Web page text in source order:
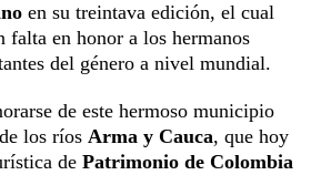
en su treintava edición, el cual
falta en honor a los hermanos
del género a nivel mundial.
de este hermoso municipio
los ríos Arma y Cauca, que hoy
de Patrimonio de Colombia